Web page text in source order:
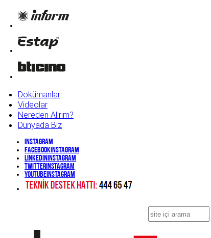
Dokümanlar
Videolar
Nereden Alırım?
Dünyada Biz
Instagram
Facebook Instagram
Linkedin Instagram
Twitter Instagram
YouTube Instagram